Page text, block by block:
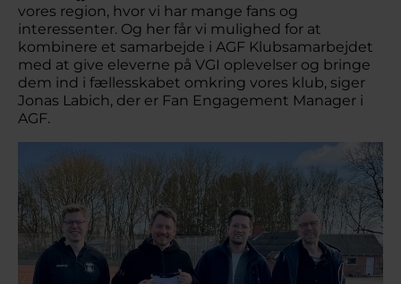
vores region, hvor vi har mange fans og
interessenter. Og her får vi mulighed for at
kombinere et samarbejde i AGF Klubsamarbejdet
med at give eleverne på VGI oplevelser og bringe
dem ind i fællesskabet omkring vores klub, siger
Jonas Labich, der er Fan Engagement Manager i
AGF.